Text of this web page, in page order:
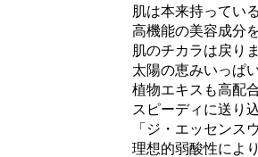
肌は本来持っている
高機能の美容成分を与
肌のチカラは戻りま
太陽の恵みいっぱいの
植物エキスも高配合の
スピーディに送り込み
「ジ・エッセンスウォ
理想的弱酸性により、